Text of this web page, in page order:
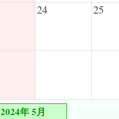
24 25
2024年 5月